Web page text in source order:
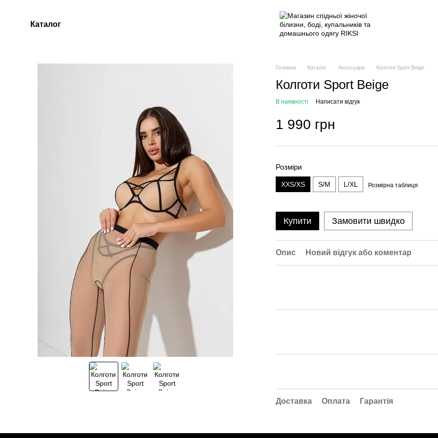
Каталог
Головна Каталог Аксесуари Колготи Sport Beige
Колготи Sport Beige
В наявності Написати відгук
1 990 грн
Розміри
XXS/XS S/M L/XL Розмірна таблиця
Купити Замовити швидко
Опис Новий відгук або коментар
Доставка Оплата Гарантія